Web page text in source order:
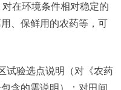
在环境条件相对稳定的
、保鲜用的农药等，可
试验选点说明（对《农药